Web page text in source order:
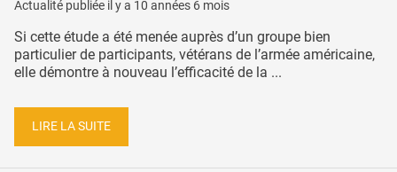
Actualité publiée il y a 10 années 6 mois
Si cette étude a été menée auprès d’un groupe bien
particulier de participants, vétérans de l’armée américaine,
elle démontre à nouveau l’efficacité de la ...
LIRE LA SUITE